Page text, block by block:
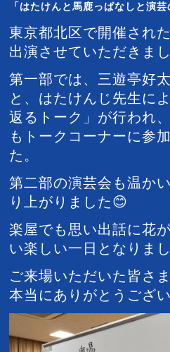
「はたけんと馬鹿っぱなしと演芸
東京都北区で開催され
出演させていただきまし
第一部では、三遊亭好
と、はたけんじ先生に
返るトーク」が行われ
もトークコーナーに参
た。
第二部の演芸会も温か
り上がりました😊
楽屋でも思い出話に花
い楽しい一日となりまし
ご来場いただいた皆さ
本当にありがとうござ